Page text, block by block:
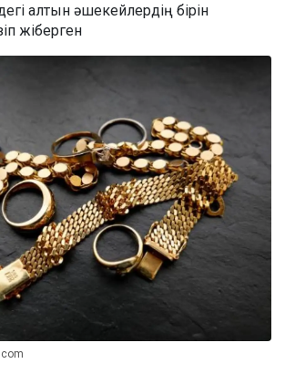
алтын әшекейлердің бірін
жіберген